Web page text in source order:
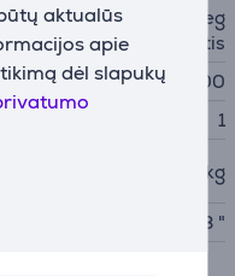
aktualūs
apie
dėl slapukų
Pasukimas, Reg
uliuojamas aukštis
100x100
1
10 kg
38 "